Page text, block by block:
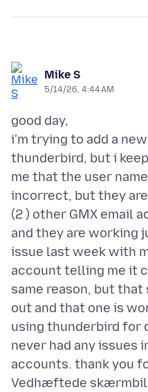
Mike S
5/14/26, 4:44 AM
good day,
i'm trying to add a
thunderbird, but i
me that the user
incorrect, but they
(2 ) other GMX email
and they are working
issue last week with
account telling me it
same reason, but
out and that one is
using thunderbird for
never had any issues
Vedhæftede